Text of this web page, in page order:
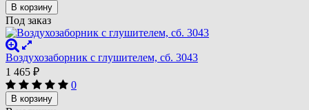
В корзину
Под заказ
Воздухозаборник с глушителем, сб. 3043
1 465 ₽
0
В корзину